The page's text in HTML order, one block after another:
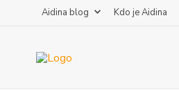
Aidina blog Kdo je Aidina